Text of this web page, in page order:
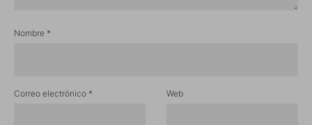
Nombre *
Correo electrónico * Web